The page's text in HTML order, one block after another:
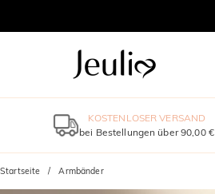
KOSTENLOSER VERSAND
bei Bestellungen über 90,00 €
Startseite Armbänder